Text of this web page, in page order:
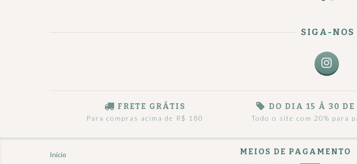
SIGA-NOS
FRETE GRÁTIS
Para compras acima de R$ 180
DO DIA 15 À 30
Todo o site com 20% para
Início
MEIOS DE PAGAMENTO